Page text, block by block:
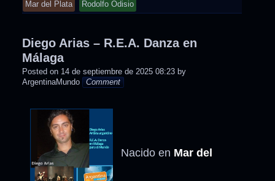
Mar del Plata
Rodolfo Odisio
Diego Arias – R.E.A. Danza en
Málaga
Posted on 14 de septiembre de 2025 08:23 by
ArgentinaMundo
Comment
Nacido en Mar del